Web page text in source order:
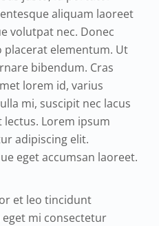
aliquam laoreet
volutpat nec. Donec
placerat elementum. Ut
bibendum. Cras
lorem id, varius
mi, suscipit nec lacus
Lorem ipsum
adipiscing elit.
eget accumsan laoreet.
et leo tincidunt
eget mi consectetur